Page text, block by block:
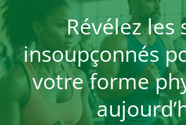
Révélez les
insoupçonnés
votre forme